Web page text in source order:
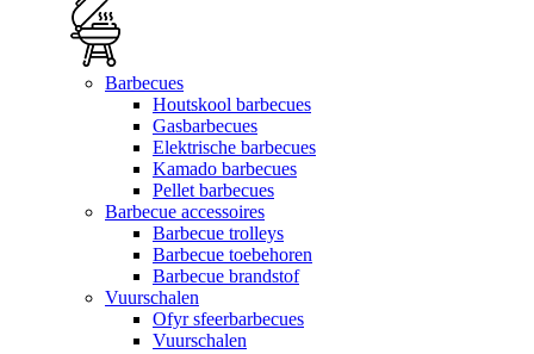
Barbecues
Houtskool barbecues
Gasbarbecues
Elektrische barbecues
Kamado barbecues
Pellet barbecues
Barbecue accessoires
Barbecue trolleys
Barbecue toebehoren
Barbecue brandstof
Vuurschalen
Ofyr sfeerbarbecues
Vuurschalen